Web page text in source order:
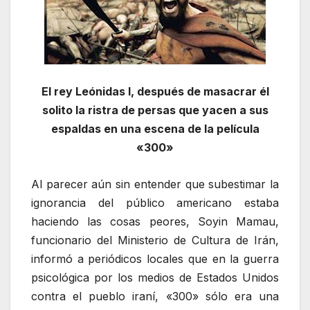
El rey Leónidas I, después de masacrar él
solito la ristra de persas que yacen a sus
espaldas en una escena de la película
«300»
Al parecer aún sin entender que subestimar la
ignorancia del público americano estaba
haciendo las cosas peores, Soyin Mamau,
funcionario del Ministerio de Cultura de Irán,
informó a periódicos locales que en la guerra
psicológica por los medios de Estados Unidos
contra el pueblo iraní, «300» sólo era una